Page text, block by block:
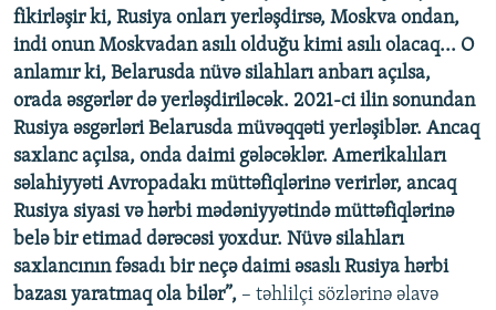
fikirləşir ki, Rusiya onları yerləşdirsə, Moskva ondan,
indi onun Moskvadan asılı olduğu kimi asılı olacaq... O
anlamır ki, Belarusda nüvə silahları anbarı açılsa,
orada əsgərlər də yerləşdiriləcək. 2021-ci ilin sonundan
Rusiya əsgərləri Belarusda müvəqqəti yerləşiblər. Ancaq
saxlanc açılsa, onda daimi gələcəklər. Amerikalıları
səlahiyyəti Avropadakı müttəfiqlərinə verirlər, ancaq
Rusiya siyasi və hərbi mədəniyyətində müttəfiqlərinə
belə bir etimad dərəcəsi yoxdur. Nüvə silahları
saxlancının fəsadı bir neçə daimi əsaslı Rusiya hərbi
bazası yaratmaq ola bilər”, – təhlilçi sözlərinə əlavə